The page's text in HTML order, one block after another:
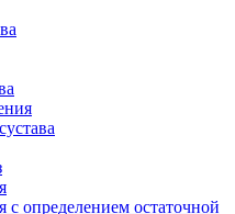
определением остаточной